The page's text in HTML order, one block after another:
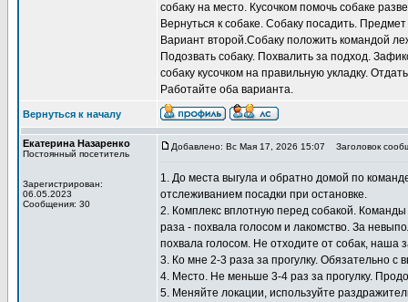
собаку на место. Кусочком помочь собаке
Вернуться к собаке. Собаку посадить.
Вариант второй.Собаку положить командой
Подозвать собаку. Похвалить за подход.
собаку кусочком на правильную укладку.
Работайте оба варианта.
Вернуться к началу
Екатерина Назаренко
Постоянный посетитель
Зарегистрирован:
06.05.2023
Сообщения: 30
Добавлено: Вс Мая 17, 2026 15:07 Заголовок
1. До места выгула и обратно домой по
отслеживанием посадки при остановке.
2. Комплекс вплотную перед собакой.
раза - похвала голосом и лакомство. За
похвала голосом. Не отходите от собак, наша
3. Ко мне 2-3 раза за прогулку. Обязательно с
4. Место. Не меньше 3-4 раз за прогулку.
5. Меняйте локации, используйте